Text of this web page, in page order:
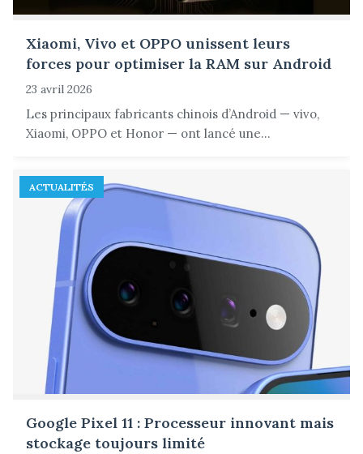
Xiaomi, Vivo et OPPO unissent leurs
forces pour optimiser la RAM sur Android
23 avril 2026
Les principaux fabricants chinois d’Android — vivo,
Xiaomi, OPPO et Honor — ont lancé une...
ACTUALITÉS
Google Pixel 11 : Processeur innovant mais
stockage toujours limité